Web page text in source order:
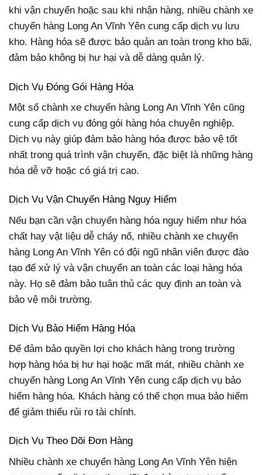
khi vận chuyển hoặc sau khi nhận hàng, nhiều chành xe
chuyển hàng Long An Vĩnh Yên cung cấp dịch vụ lưu
kho. Hàng hóa sẽ được bảo quản an toàn trong kho bãi,
đảm bảo không bị hư hại và dễ dàng quản lý.
Dịch Vụ Đóng Gói Hàng Hóa
Một số chành xe chuyển hàng Long An Vĩnh Yên cũng
cung cấp dịch vụ đóng gói hàng hóa chuyên nghiệp.
Dịch vụ này giúp đảm bảo hàng hóa được bảo vệ tốt
nhất trong quá trình vận chuyển, đặc biệt là những hàng
hóa dễ vỡ hoặc có giá trị cao.
Dịch Vụ Vận Chuyển Hàng Nguy Hiểm
Nếu bạn cần vận chuyển hàng hóa nguy hiểm như hóa
chất hay vật liệu dễ cháy nổ, nhiều chành xe chuyển
hàng Long An Vĩnh Yên có đội ngũ nhân viên được đào
tạo để xử lý và vận chuyển an toàn các loại hàng hóa
này. Họ sẽ đảm bảo tuân thủ các quy định an toàn và
bảo vệ môi trường.
Dịch Vụ Bảo Hiểm Hàng Hóa
Để đảm bảo quyền lợi cho khách hàng trong trường
hợp hàng hóa bị hư hại hoặc mất mát, nhiều chành xe
chuyển hàng Long An Vĩnh Yên cung cấp dịch vụ bảo
hiểm hàng hóa. Khách hàng có thể chọn mua bảo hiểm
để giảm thiểu rủi ro tài chính.
Dịch Vụ Theo Dõi Đơn Hàng
Nhiều chành xe chuyển hàng Long An Vĩnh Yên hiện